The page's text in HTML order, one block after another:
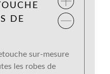
DE
sur-mesure
les robes de